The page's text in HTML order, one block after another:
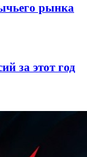
рынка
за этот год